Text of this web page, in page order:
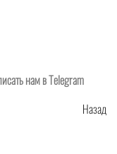
нам в Telegram
Назад